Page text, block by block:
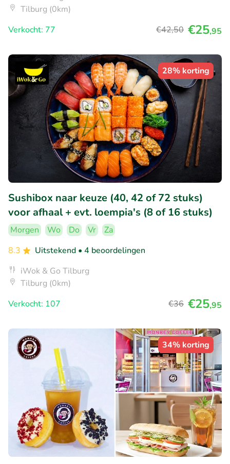
Tilburg (0km)
Verkocht: 77
€42,50 €25,95
28% korting
Sushibox naar keuze (40, 42 of 72 stuks)
voor afhaal + evt. loempia's (8 of 16 stuks)
Morgen Wo Do Vr
Za
8.3
Uitstekend • 4 beoordelingen
iWok & Go Tilburg
Tilburg (0km)
Verkocht: 107
€36 €25,95
34% korting